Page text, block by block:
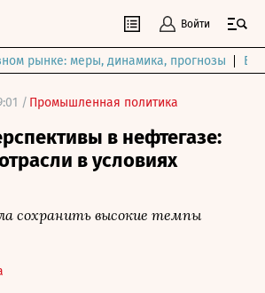
Войти
рынке: меры, динамика, прогнозы
/ Промышленная политика
в нефтегазе:
в условиях
сохранить высокие темпы